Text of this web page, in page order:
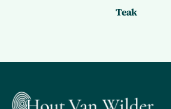
Teak